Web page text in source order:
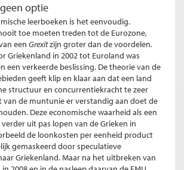
optie
leerboeken is het eenvoudig.
toe moeten treden tot de Eurozone,
een Grexitzijn groter dan de voordelen.
Griekenland in 2002 tot Euroland was
een verkeerde beslissing. De theorie van de
geeft klip en klaar aan dat een land
structuur en concurrentiekracht te zeer
van de muntunie er verstandig aan doet de
Deze economische waarheid als een
uit pas lopen van de Grieken in
de loonkosten per eenheid product
gemaskeerd door speculatieve
Griekenland. Maar na het uitbreken van